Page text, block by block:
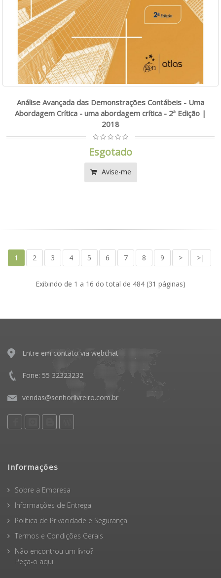
Análise Avançada das Demonstrações Contábeis - Uma
Abordagem Crítica - uma abordagem crítica - 2ª Edição |
2018
Esgotado
Avise-me
1 2 3 4 5 6 7 8 9 > >|
Exibindo de 1 a 16 do total de 484 (31 páginas)
Entre em contato via webchat
Fone: 55 32323232
vendas@senhorlivreiro.com.br
Informações
Sobre a Empresa
Informações de Entrega
Política de Privacidade e Segurança
Termos e Condições Gerais
Não encontrou um livro?
Peça-o aqui